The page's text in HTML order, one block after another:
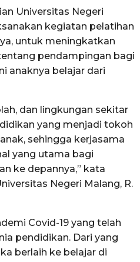
Universitas Negeri
kegiatan pelatihan
untuk meningkatkan
pendampingan bagi
anaknya belajar dari
dan lingkungan sekitar
yang menjadi tokoh
sehingga kerjasama
yang utama bagi
ke depannya,” kata
Negeri Malang, R.
Covid-19 yang telah
pendidikan. Dari yang
berlaih ke belajar di